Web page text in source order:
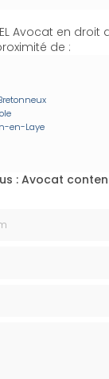
Avocat en droit
de :
en-Laye
: Avocat